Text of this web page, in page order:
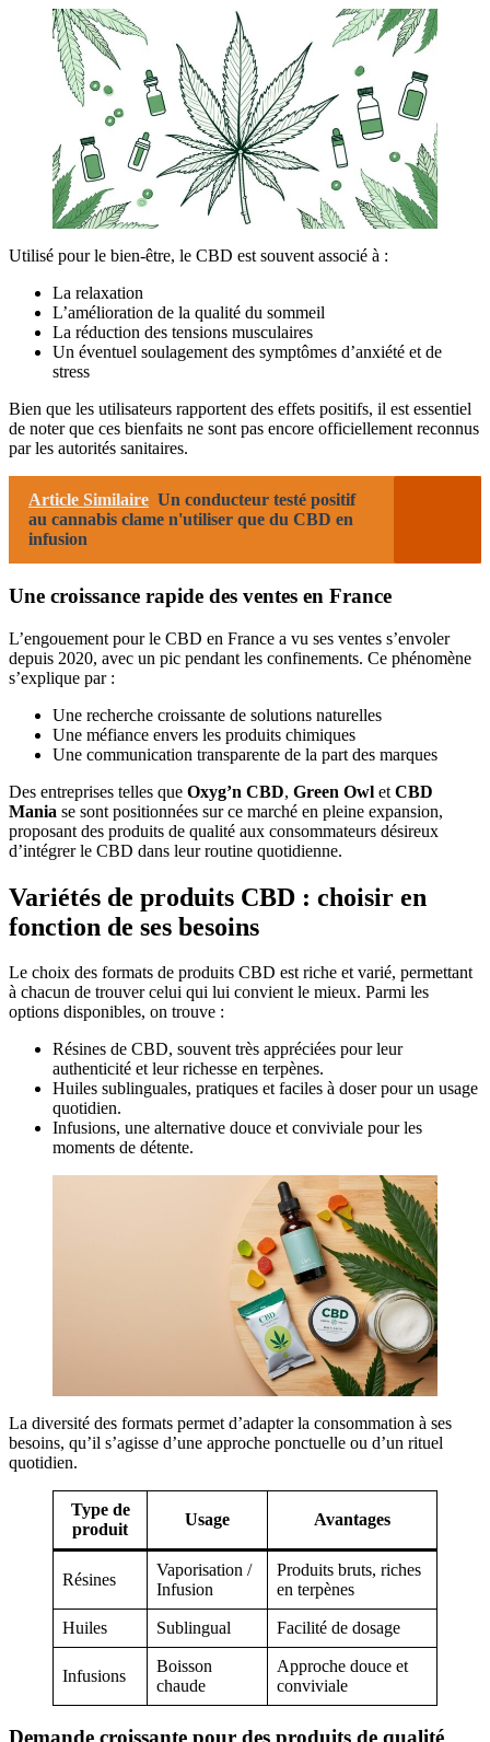
Utilisé pour le bien-être, le CBD est souvent associé à :
La relaxation
L’amélioration de la qualité du sommeil
La réduction des tensions musculaires
Un éventuel soulagement des symptômes d’anxiété et de
stress
Bien que les utilisateurs rapportent des effets positifs, il est essentiel
de noter que ces bienfaits ne sont pas encore officiellement reconnus
par les autorités sanitaires.
Article Similaire Un conducteur testé positif
au cannabis clame n'utiliser que du CBD en
infusion
Une croissance rapide des ventes en France
L’engouement pour le CBD en France a vu ses ventes s’envoler
depuis 2020, avec un pic pendant les confinements. Ce phénomène
s’explique par :
Une recherche croissante de solutions naturelles
Une méfiance envers les produits chimiques
Une communication transparente de la part des marques
Des entreprises telles que Oxyg’n CBD, Green Owl et CBD
Mania se sont positionnées sur ce marché en pleine expansion,
proposant des produits de qualité aux consommateurs désireux
d’intégrer le CBD dans leur routine quotidienne.
Variétés de produits CBD : choisir en
fonction de ses besoins
Le choix des formats de produits CBD est riche et varié, permettant
à chacun de trouver celui qui lui convient le mieux. Parmi les
options disponibles, on trouve :
Résines de CBD, souvent très appréciées pour leur
authenticité et leur richesse en terpènes.
Huiles sublinguales, pratiques et faciles à doser pour un usage
quotidien.
Infusions, une alternative douce et conviviale pour les
moments de détente.
La diversité des formats permet d’adapter la consommation à ses
besoins, qu’il s’agisse d’une approche ponctuelle ou d’un rituel
quotidien.
Type de
produit
Usage Avantages
Résines
Vaporisation /
Infusion
Produits bruts, riches
en terpènes
Huiles Sublingual Facilité de dosage
Infusions
Boisson
chaude
Approche douce et
conviviale